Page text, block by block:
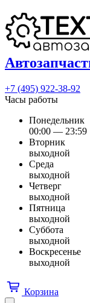
+7 (495) 922-38-92
Часы работы
Понедельник
00:00 — 23:59
Вторник
выходной
Среда
выходной
Четверг
выходной
Пятница
выходной
Суббота
выходной
Воскресенье
выходной
Корзина